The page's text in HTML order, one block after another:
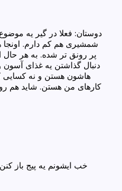
دوستان: فعلا در گیر یه
شمشیری هم کم دارم. اونجا
پر رونق تر شده. به هر
دنبال گذاشتن یه غذای
هاشون هستن و نه کسایی
کارهای من هستن. شاید هم
خب ایشونم یه پیج باز